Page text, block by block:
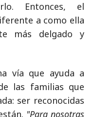
Entonces, el
a como ella
más delgado y
vía que ayuda a
las familias que
ser reconocidas
"Para nosotras